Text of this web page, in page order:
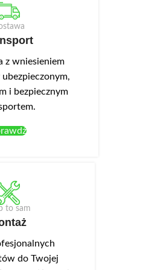
z wniesieniem
i bezpiecznym
to sam
do Twojej